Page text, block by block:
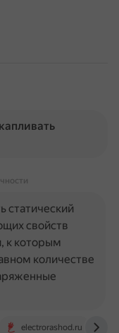
electrorashod.ru
статический
свойств
к которым
количестве